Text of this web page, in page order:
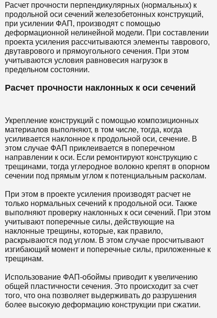
Расчет прочности перпендикулярных (нормальных) к
продольной оси сечений железобетонных конструкций,
при усилении ФАП, производят с помощью
деформационной нелинейной модели. При составлении
проекта усиления рассчитываются элементы таврового,
двутаврового и прямоугольного сечения. При этом
учитываются условия равновесия нагрузок в
предельном состоянии.
Расчет прочности наклонных к оси сечений
Укрепление конструкций с помощью композиционных
материалов выполняют, в том числе, тогда, когда
усиливается наклонное к продольной оси, сечение. В
этом случае ФАП приклеивается в поперечном
направлении к оси. Если ремонтируют конструкцию с
трещинами, тогда углеродное волокно крепят в опорном
сечении под прямым углом к потенциальным расколам.
При этом в проекте усиления производят расчет не
только нормальных сечений к продольной оси. Также
выполняют проверку наклонных к оси сечений. При этом
учитывают поперечные силы, действующие на
наклонные трещины, которые, как правило,
раскрываются под углом. В этом случае просчитывают
изгибающий момент и поперечные силы, приложенные к
трещинам.
Использование ФАП-обоймы приводит к увеличению
общей пластичности сечения. Это происходит за счет
того, что она позволяет выдерживать до разрушения
более высокую деформацию конструкции при сжатии.